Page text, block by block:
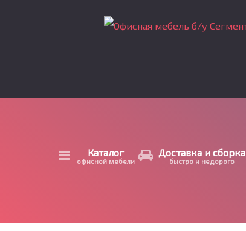
Каталог
офисной мебели
Доставка и сборка
быстро и недорого